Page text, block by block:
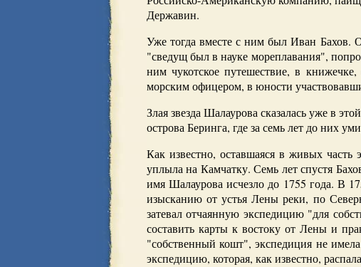
Державин.
Уже тогда вместе с ним был Иван Бахов.
"сведущ был в науке мореплавания",
ним чукотское путешествие, в
морским офицером, в юности
Злая звезда Шалаурова сказалась уже в
острова Беринга, где за семь лет до них
Как известно, оставшаяся в живых часть
уплыла на Камчатку. Семь лет спустя
имя Шалаурова исчезло до 1755 года. В
изысканию от устья Лены реки, по
затевал отчаянную экспедицию "для
составить карты к востоку от Лены и
"собственный кошт", экспедиция не
экспедицию, которая, как известно,